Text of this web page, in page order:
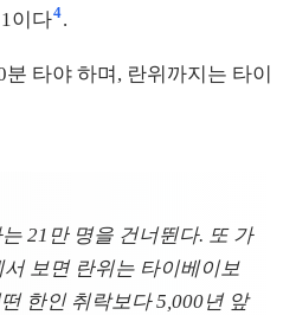
이다4.
타야 하며, 란위까지는 타이
21만 명을 건너뛴다. 또 가
보면 란위는 타이베이보
한인 취락보다 5,000년 앞